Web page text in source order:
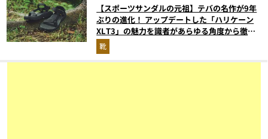
【スポーツサンダルの元祖】テバの名作が9年
ぶりの進化！ アップデートした「ハリケーン
XLT3」の魅力を識者があらゆる角度から徹底
解説！
靴